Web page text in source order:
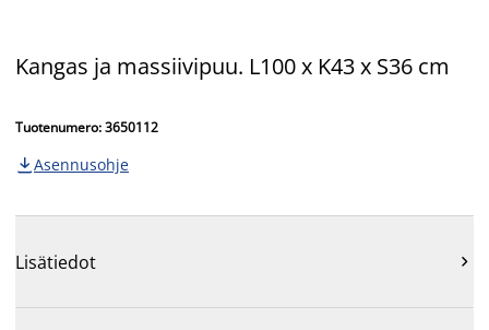
Kangas ja massiivipuu. L100 x K43 x S36 cm
Tuotenumero: 3650112
 Asennusohje
Lisätiedot 